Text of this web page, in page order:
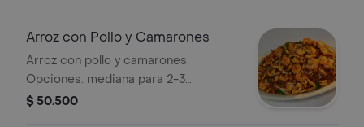
Arroz con Pollo y Camarones
Arroz con pollo y camarones.
Opciones: mediana para 2-3
personas, grande para 4-6, mega
$ 50.500